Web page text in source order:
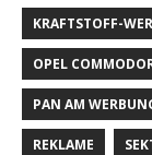
KRAFTSTOFF-
OPEL
PAN AM
REKLAME